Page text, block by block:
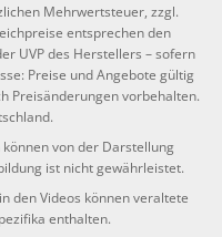
Mehrwertsteuer, zzgl.
entsprechen den
UVP des Herstellers – sofern
Preise und Angebote gültig
Preisänderungen vorbehalten.
von der Darstellung
ist nicht gewährleistet.
den Videos können veraltete
enthalten.